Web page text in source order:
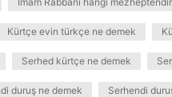
Kürtçe evin türkçe ne demek
Serhed kürtçe ne demek
duruş ne demek Serhendi